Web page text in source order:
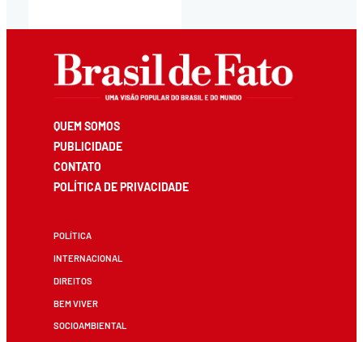
QUEM SOMOS
PUBLICIDADE
CONTATO
POLÍTICA DE PRIVACIDADE
POLÍTICA
INTERNACIONAL
DIREITOS
BEM VIVER
SOCIOAMBIENTAL